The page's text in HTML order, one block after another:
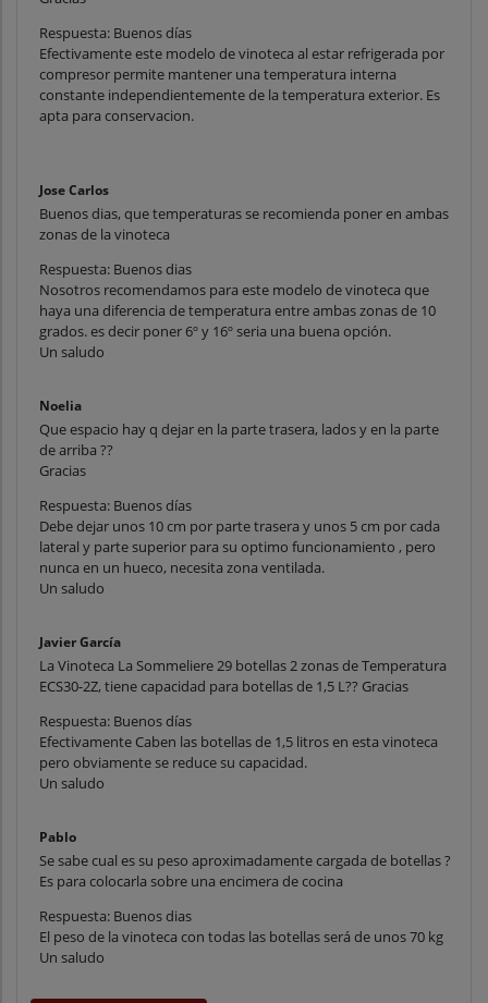
Respuesta: Buenos días
Efectivamente este modelo de vinoteca al estar refrigerada por
compresor permite mantener una temperatura interna
constante independientemente de la temperatura exterior. Es
apta para conservacion.
Jose Carlos
Buenos dias, que temperaturas se recomienda poner en ambas
zonas de la vinoteca
Respuesta: Buenos dias
Nosotros recomendamos para este modelo de vinoteca que
haya una diferencia de temperatura entre ambas zonas de 10
grados. es decir poner 6º y 16º seria una buena opción.
Un saludo
Noelia
Que espacio hay q dejar en la parte trasera, lados y en la parte
de arriba ??
Gracias
Respuesta: Buenos días
Debe dejar unos 10 cm por parte trasera y unos 5 cm por cada
lateral y parte superior para su optimo funcionamiento , pero
nunca en un hueco, necesita zona ventilada.
Un saludo
Javier García
La Vinoteca La Sommeliere 29 botellas 2 zonas de Temperatura
ECS30-2Z, tiene capacidad para botellas de 1,5 L?? Gracias
Respuesta: Buenos días
Efectivamente Caben las botellas de 1,5 litros en esta vinoteca
pero obviamente se reduce su capacidad.
Un saludo
Pablo
Se sabe cual es su peso aproximadamente cargada de botellas ?
Es para colocarla sobre una encimera de cocina
Respuesta: Buenos dias
El peso de la vinoteca con todas las botellas será de unos 70 kg
Un saludo